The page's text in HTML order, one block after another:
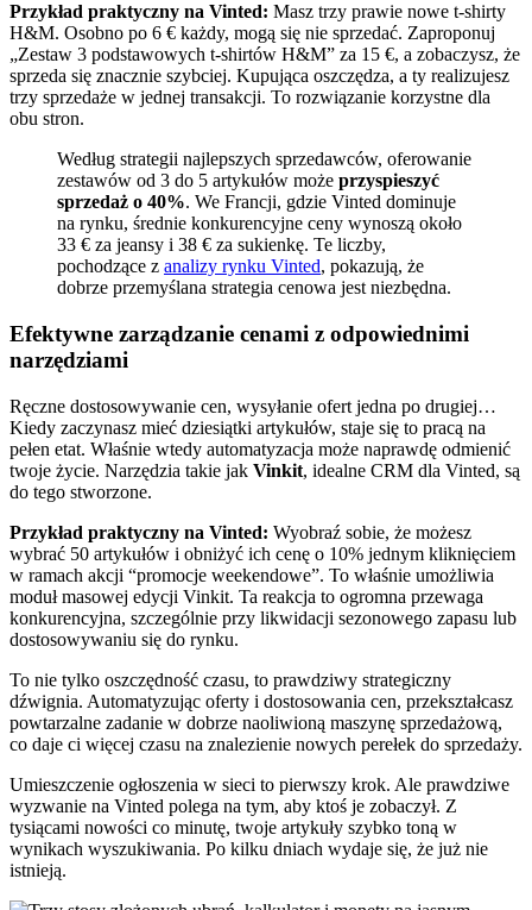
Przykład praktyczny na Vinted: Masz trzy prawie nowe t-shirty
H&M. Osobno po 6 € każdy, mogą się nie sprzedać. Zaproponuj
„Zestaw 3 podstawowych t-shirtów H&M” za 15 €, a zobaczysz, że
sprzeda się znacznie szybciej. Kupująca oszczędza, a ty realizujesz
trzy sprzedaże w jednej transakcji. To rozwiązanie korzystne dla
obu stron.
Według strategii najlepszych sprzedawców, oferowanie
zestawów od 3 do 5 artykułów może przyspieszyć
sprzedaż o 40%. We Francji, gdzie Vinted dominuje
na rynku, średnie konkurencyjne ceny wynoszą około
33 € za jeansy i 38 € za sukienkę. Te liczby,
pochodzące z analizy rynku Vinted, pokazują, że
dobrze przemyślana strategia cenowa jest niezbędna.
Efektywne zarządzanie cenami z odpowiednimi
narzędziami
Ręczne dostosowywanie cen, wysyłanie ofert jedna po drugiej…
Kiedy zaczynasz mieć dziesiątki artykułów, staje się to pracą na
pełen etat. Właśnie wtedy automatyzacja może naprawdę odmienić
twoje życie. Narzędzia takie jak Vinkit, idealne CRM dla Vinted, są
do tego stworzone.
Przykład praktyczny na Vinted: Wyobraź sobie, że możesz
wybrać 50 artykułów i obniżyć ich cenę o 10% jednym kliknięciem
w ramach akcji “promocje weekendowe”. To właśnie umożliwia
moduł masowej edycji Vinkit. Ta reakcja to ogromna przewaga
konkurencyjna, szczególnie przy likwidacji sezonowego zapasu lub
dostosowywaniu się do rynku.
To nie tylko oszczędność czasu, to prawdziwy strategiczny
dźwignia. Automatyzując oferty i dostosowania cen, przekształcasz
powtarzalne zadanie w dobrze naoliwioną maszynę sprzedażową,
co daje ci więcej czasu na znalezienie nowych perełek do sprzedaży.
Umieszczenie ogłoszenia w sieci to pierwszy krok. Ale prawdziwe
wyzwanie na Vinted polega na tym, aby ktoś je zobaczył. Z
tysiącami nowości co minutę, twoje artykuły szybko toną w
wynikach wyszukiwania. Po kilku dniach wydaje się, że już nie
istnieją.